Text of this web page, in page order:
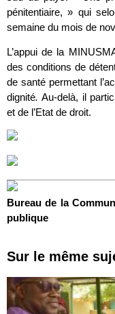
pénitentiaire, » qui
semaine du mois de
L’appui de la
des conditions de
de santé permettant
dignité. Au-delà, il
et de l’Etat de droit.
Bureau de la
publique
Sur le même